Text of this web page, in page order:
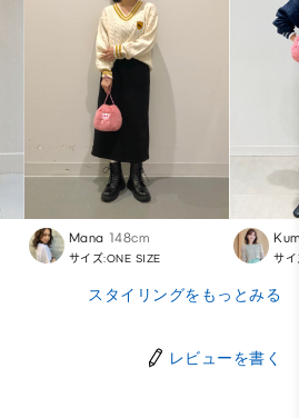
Mana 148cm
サイズ:ONE SIZE サ
スタイリングをもっとみる
レビューを書く